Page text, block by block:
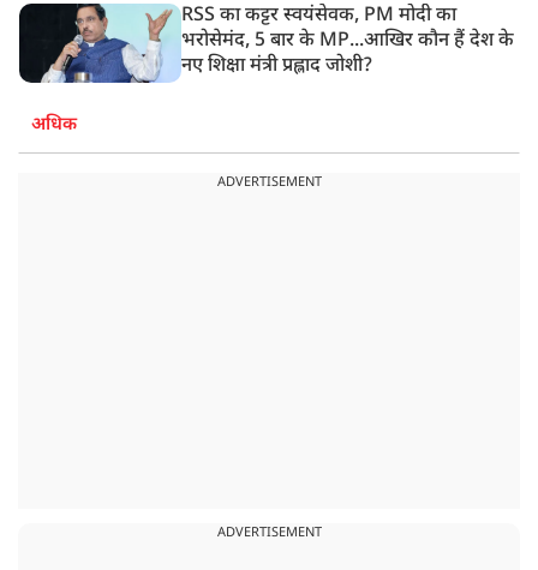
RSS का कट्टर स्वयंसेवक, PM मोदी का
भरोसेमंद, 5 बार के MP...आखिर कौन हैं देश के
नए शिक्षा मंत्री प्रह्लाद जोशी?
अधिक
ADVERTISEMENT
ADVERTISEMENT